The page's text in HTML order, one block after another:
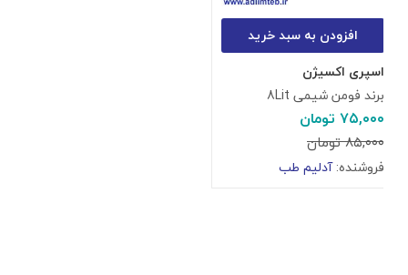
افزودن به سبد خرید
اسپری اکسیژن
برند فومن شیمی 8Lit
۷۵,۰۰۰تومان
۸۵,۰۰۰تومان
فروشنده:آدلیم طب